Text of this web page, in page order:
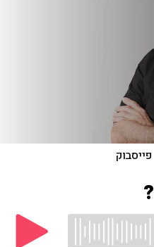
פייסבוק